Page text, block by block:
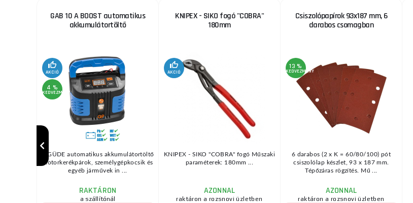
GAB 10 A BOOST automatikus
akkumulátortöltő
AKCIÓ
4 %
KEDVEZMÉNY
A GÜDE automatikus akkumulátortöltő
motorkerékpárok, személygépkocsik és
egyéb járművek in ...
RAKTÁRON
a szállítónál
KNIPEX - SIKO fogó "COBRA"
180mm
AKCIÓ
KNIPEX - SIKO "COBRA" fogó Műszaki
paraméterek: 180mm ...
AZONNAL
raktáron a rozsnovi üzletben
Csiszolópapírok 93x187 mm, 6
darabos csomagban
13 %
KEDVEZMÉNY
6 darabos (2 x K = 60/80/100) pót
csiszolólap készlet, 93 x 187 mm.
Tépőzáras rögzítés. Mű ...
AZONNAL
raktáron a rozsnovi üzletben